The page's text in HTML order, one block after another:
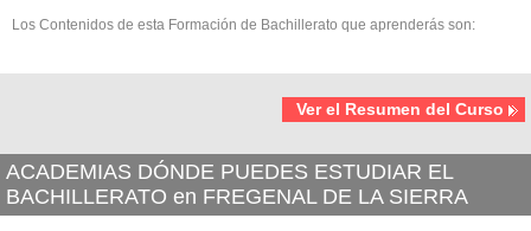
Los Contenidos de esta Formación de Bachillerato que aprenderás son:
Ver el Resumen del Curso
ACADEMIAS DÓNDE PUEDES ESTUDIAR EL
BACHILLERATO en FREGENAL DE LA SIERRA